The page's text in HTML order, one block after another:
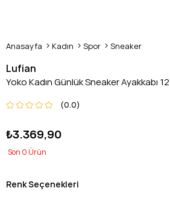
Anasayfa Kadın Spor Sneaker
Lufian
Yoko Kadın Günlük Sneaker Ayakkabı
0.0
₺3.369,90
0
Renk Seçenekleri